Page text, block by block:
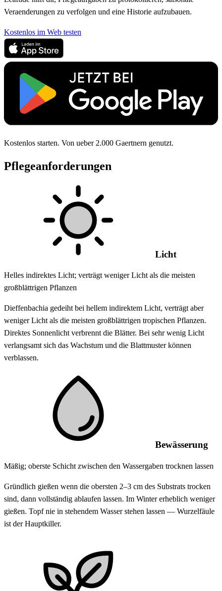
Veraenderungen zu verfolgen und eine Historie aufzubauen.
Kostenlos im Web testen
Kostenlos starten. Von ueber 2.000 Gaertnern genutzt.
Pflegeanforderungen
Licht
Helles indirektes Licht; verträgt weniger Licht als die meisten
großblättrigen Pflanzen
Dieffenbachia gedeiht bei hellem indirektem Licht, verträgt aber
weniger Licht als die meisten großblättrigen tropischen Pflanzen.
Direktes Sonnenlicht verbrennt die Blätter. Bei sehr wenig Licht
verlangsamt sich das Wachstum und die Blattmuster können
verblassen.
Bewässerung
Mäßig; oberste Schicht zwischen den Wassergaben trocknen lassen
Gründlich gießen wenn die obersten 2–3 cm des Substrats trocken
sind, dann vollständig ablaufen lassen. Im Winter erheblich weniger
gießen. Topf nie in stehendem Wasser stehen lassen — Wurzelfäule
ist der Hauptkiller.